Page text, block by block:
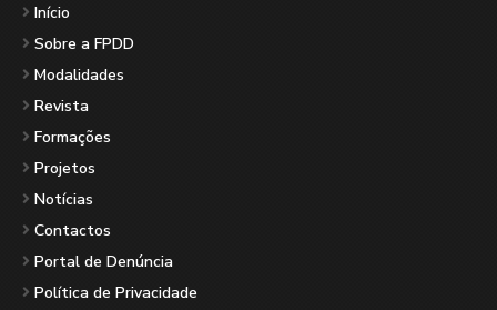
Início
Sobre a FPDD
Modalidades
Revista
Formações
Projetos
Notícias
Contactos
Portal de Denúncia
Política de Privacidade